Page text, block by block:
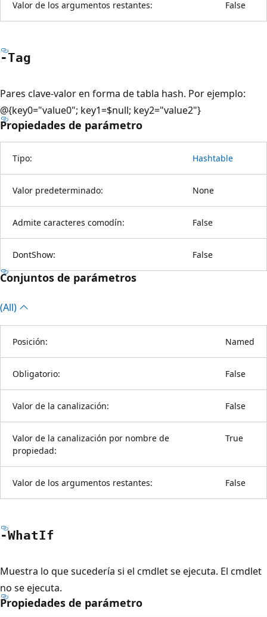
Valor de los argumentos restantes: False
-Tag
Pares clave-valor en forma de tabla hash. Por ejemplo:
@{key0="value0"; key1=$null; key2="value2"}
Propiedades de parámetro
Tipo: Hashtable
Valor predeterminado: None
Admite caracteres comodín: False
DontShow: False
Conjuntos de parámetros
(All)
Posición: Named
Obligatorio: False
Valor de la canalización: False
Valor de la canalización por nombre de
propiedad:
True
Valor de los argumentos restantes: False
-WhatIf
Muestra lo que sucedería si el cmdlet se ejecuta. El cmdlet
no se ejecuta.
Propiedades de parámetro